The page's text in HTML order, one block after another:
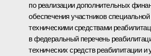
по реализации дополнительных
обеспечения участников
техническими средствами
в федеральный перечень
технических средств реабилитации и